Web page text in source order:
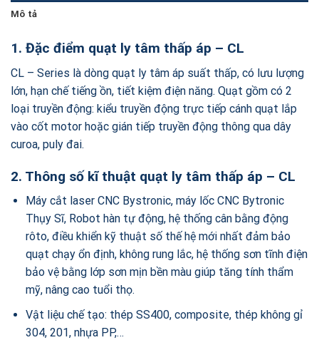
Mô tả
1. Đặc điểm quạt ly tâm thấp áp – CL
CL – Series là dòng quạt ly tâm áp suất thấp, có lưu lượng
lớn, hạn chế tiếng ồn, tiết kiệm điện năng. Quạt gồm có 2
loại truyền động: kiểu truyền động trực tiếp cánh quạt lắp
vào cốt motor hoặc gián tiếp truyền động thông qua dây
curoa, puly đai.
2. Thông số kĩ thuật quạt ly tâm thấp áp – CL
Máy cắt laser CNC Bystronic, máy lốc CNC Bytronic
Thụy Sĩ, Robot hàn tự động, hệ thống cân bằng động
rôto, điều khiển kỹ thuật số thế hệ mới nhất đảm bảo
quạt chạy ổn định, không rung lắc, hệ thống sơn tĩnh điện
bảo vệ bằng lớp sơn mịn bền màu giúp tăng tính thẩm
mỹ, nâng cao tuổi thọ.
Vật liệu chế tạo: thép SS400, composite, thép không gỉ
304, 201, nhựa PP,…